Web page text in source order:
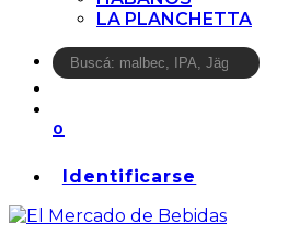
LA PLANCHETTA
0
Identificarse